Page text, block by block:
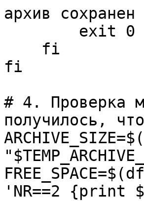
архив сохранен
exit 0
fi
fi
# 4. Проверка
получилось,
'NR==2 {print